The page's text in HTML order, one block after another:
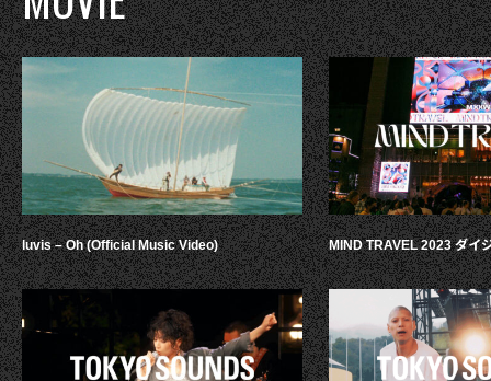
luvis – Oh (Official Music Video) MIND TRAVEL 2023 ダイ